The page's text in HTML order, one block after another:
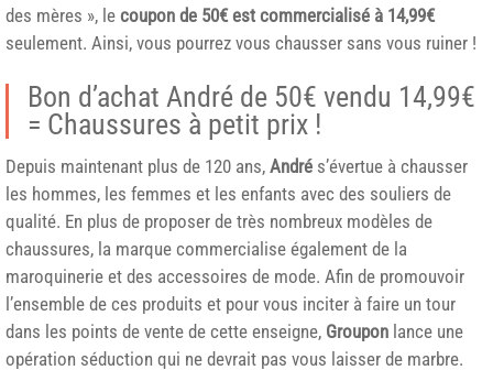
des mères », le coupon de 50€ est commercialisé à 14,99€
seulement. Ainsi, vous pourrez vous chausser sans vous ruiner !
Bon d’achat André de 50€ vendu 14,99€
= Chaussures à petit prix !
Depuis maintenant plus de 120 ans, André s’évertue à chausser
les hommes, les femmes et les enfants avec des souliers de
qualité. En plus de proposer de très nombreux modèles de
chaussures, la marque commercialise également de la
maroquinerie et des accessoires de mode. Afin de promouvoir
l’ensemble de ces produits et pour vous inciter à faire un tour
dans les points de vente de cette enseigne, Groupon lance une
opération séduction qui ne devrait pas vous laisser de marbre.